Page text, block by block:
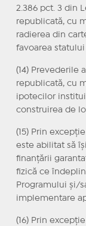
2.386 pct. 3 din
republicată, cu
radierea din
favoarea statului
(14) Prevederile
republicată, cu
ipotecilor
construirea de
(15) Prin
este abilitat să
finanțării
fizică ce
Programului și/
implementare
(16) Prin